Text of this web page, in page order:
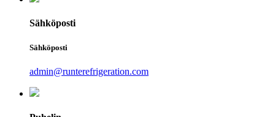
Sähköposti
Sähköposti
admin@runterefrigeration.com